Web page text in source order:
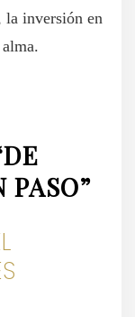
la inversión en
PASO”